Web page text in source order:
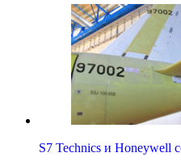
S7 Technics и Honeywell